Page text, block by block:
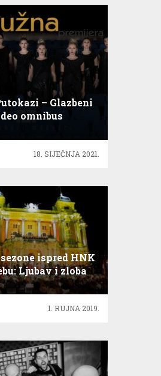
– Glazbeni
omnibus
18. SIJEČNJA 2021.
ispred HNK
Ljubav i zloba
1. RUJNA 2019.